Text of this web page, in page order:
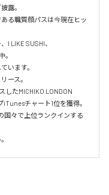
露。
る職質顔パスは今現在ヒッ
I LIKE SUSHI、
。
います。
ース。
したMICHIKO LONDON
チャート1位を獲得。
国々で上位ランクインする